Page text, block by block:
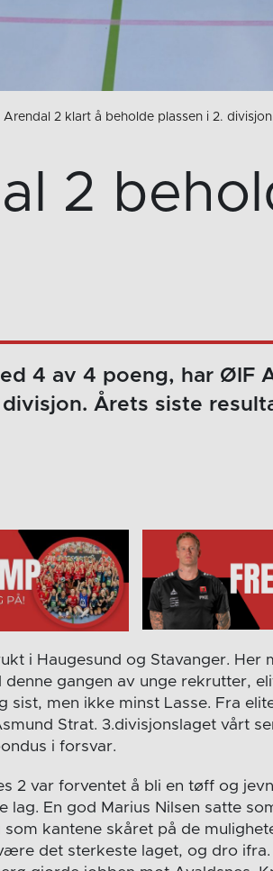
2 klart å beholde plassen i 2.
2
4 av 4 poeng, har ØIF
Årets siste
i Haugesund og Stavanger. Her
gangen av unge rekrutter,
sist, men ikke minst Lasse. Fra
Strat. 3.divisjonslaget vårt
i forsvar.
2 var forventet å bli en tøff og
lag. En god Marius Nilsen satte
kantene skåret på de
det sterkeste laget, og dro